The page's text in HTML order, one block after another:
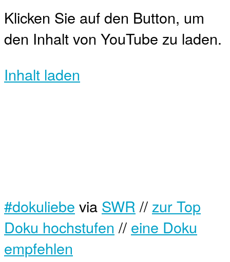
Klicken Sie auf den Button, um
den Inhalt von YouTube zu laden.
Inhalt laden
#dokuliebe via SWR //zur Top
Doku hochstufen // eine Doku
empfehlen